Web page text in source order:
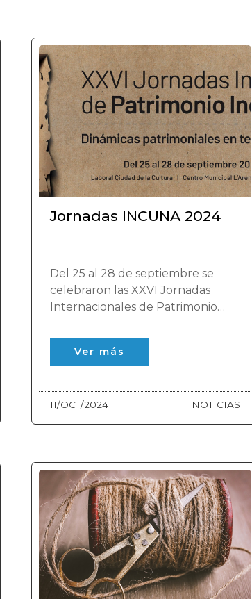
Jornadas INCUNA 2024
Del 25 al 28 de septiembre se
celebraron las XXVI Jornadas
Internacionales de Patrimonio
Ver más
11/OCT/2024 NOTICIAS